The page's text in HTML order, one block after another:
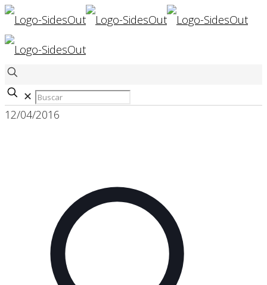
✕
12/04/2016